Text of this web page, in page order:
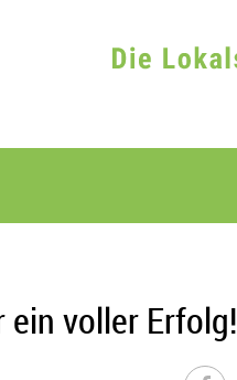
ein voller Erfolg!